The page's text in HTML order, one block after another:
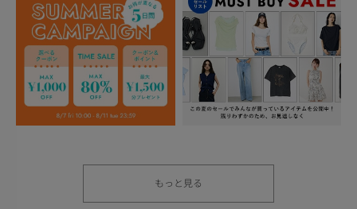
もっと見る